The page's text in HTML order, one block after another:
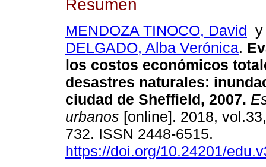
Resumen
MENDOZA TINOCO, David
DELGADO, Alba Verónica.
los costos económicos
desastres naturales:
ciudad de Sheffield, 2007.
urbanos [online]. 2018,
732. ISSN 2448-6515.
https://doi.org/10.24201/